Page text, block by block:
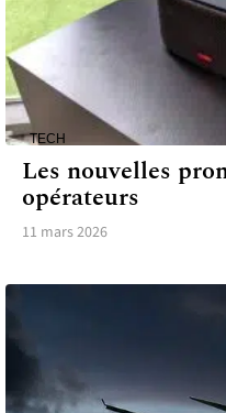
TECH
Les nouvelles
opérateurs
11 mars 2026